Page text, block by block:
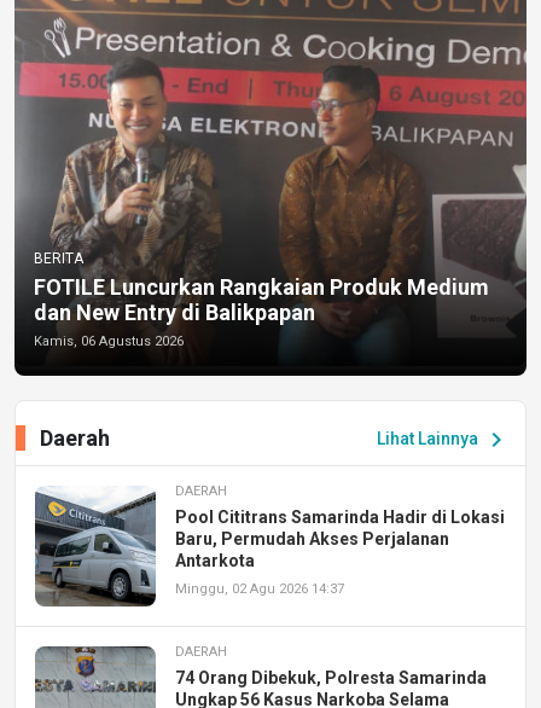
BERITA
FOTILE Luncurkan Rangkaian Produk Medium
dan New Entry di Balikpapan
Kamis, 06 Agustus 2026
Lihat Lainnya chevron_right
Daerah
DAERAH
Pool Cititrans Samarinda Hadir di Lokasi
Baru, Permudah Akses Perjalanan
Antarkota
Minggu, 02 Agu 2026 14:37
DAERAH
74 Orang Dibekuk, Polresta Samarinda
Ungkap 56 Kasus Narkoba Selama